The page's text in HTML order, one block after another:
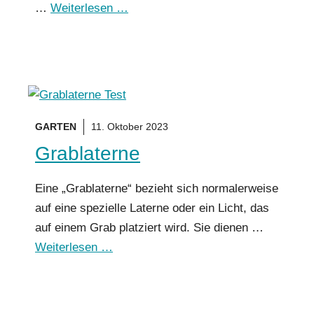
… Weiterlesen …
GARTEN 11. Oktober 2023
Grablaterne
Eine „Grablaterne“ bezieht sich normalerweise
auf eine spezielle Laterne oder ein Licht, das
auf einem Grab platziert wird. Sie dienen …
Weiterlesen …